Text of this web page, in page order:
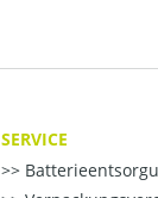
SERVICE